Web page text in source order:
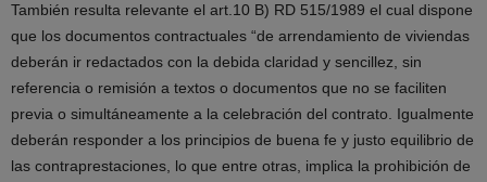
También resulta relevante el art.10 B) RD 515/1989 el cual dispone
que los documentos contractuales “de arrendamiento de viviendas
deberán ir redactados con la debida claridad y sencillez, sin
referencia o remisión a textos o documentos que no se faciliten
previa o simultáneamente a la celebración del contrato. Igualmente
deberán responder a los principios de buena fe y justo equilibrio de
las contraprestaciones, lo que entre otras, implica la prohibición de